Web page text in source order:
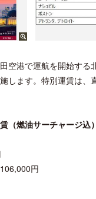
空港で運航を開始す
します。特別運賃は、
（燃油サーチャージ込）
円